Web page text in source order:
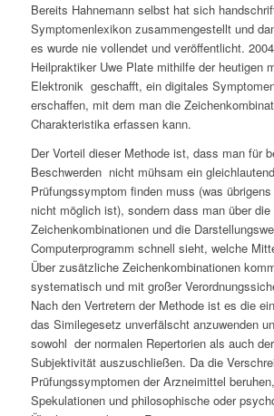
Bereits Hahnemann selbst hat sich
Symptomenlexikon zusammengestellt und
es wurde nie vollendet und veröffentlicht.
Heilpraktiker Uwe Plate mithilfe der heutigen
Elektronik geschafft, ein digitales
erschaffen, mit dem man die
Charakteristika erfassen kann.
Der Vorteil dieser Methode ist, dass man für
Beschwerden nicht mühsam ein
Prüfungssymptom finden muss (was
nicht möglich ist), sondern dass man über die
Zeichenkombinationen und die
Computerprogramm schnell sieht, welche
Über zusätzliche Zeichenkombinationen
systematisch und mit großer
Nach den Vertretern der Methode ist es die
das Similegesetz unverfälscht anzuwenden
sowohl der normalen Repertorien als auch
Subjektivität auszuschließen. Da die
Prüfungssymptomen der Arzneimittel
Spekulationen und philosophische oder